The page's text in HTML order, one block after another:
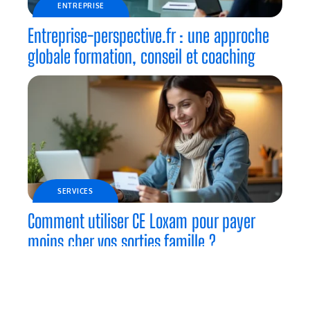
ENTREPRISE
Entreprise-perspective.fr : une approche
globale formation, conseil et coaching
SERVICES
Comment utiliser CE Loxam pour payer
moins cher vos sorties famille ?